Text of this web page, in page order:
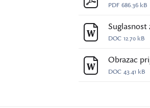
PDF 686.36 kB
DOC 12.70 kB
Obrazac
DOC 43.41 kB